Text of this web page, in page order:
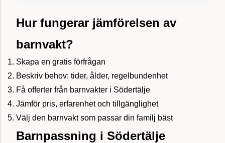
Hur fungerar jämförelsen av
barnvakt?
Skapa en gratis förfrågan
Beskriv behov: tider, ålder, regelbundenhet
Få offerter från barnvakter i Södertälje
Jämför pris, erfarenhet och tillgänglighet
Välj den barnvakt som passar din familj bäst
Barnpassning i Södertälje